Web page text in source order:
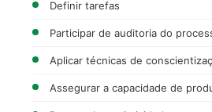
Definir tarefas
Participar de auditoria do
Aplicar técnicas de
Assegurar a capacidade de